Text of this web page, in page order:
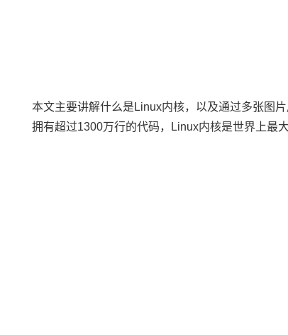
本文主要讲解什么是 Linux内核，以及通过多张图
拥有超过1300万行的代码，Linux内核是世界上最